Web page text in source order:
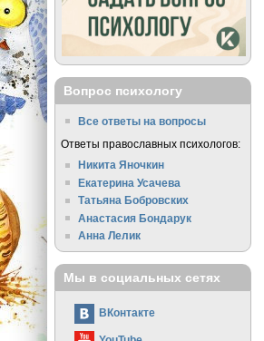
Вопрос психологу
Все ответы на вопросы
Ответы православных психологов:
Никита Яночкин
Екатерина Усачева
Татьяна Бобровских
Анастасия Бондарук
Анна Лелик
Мы в социальных сетях
ВКонтакте